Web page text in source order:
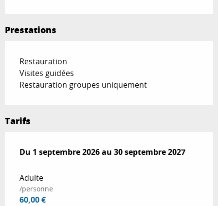
Prestations
Restauration
Visites guidées
Restauration groupes uniquement
Tarifs
Du 1 septembre 2026au 30 septembre 2027
Du 1 septembre 2026au 30 septembre 2027
Adulte
/personne
60,00 €